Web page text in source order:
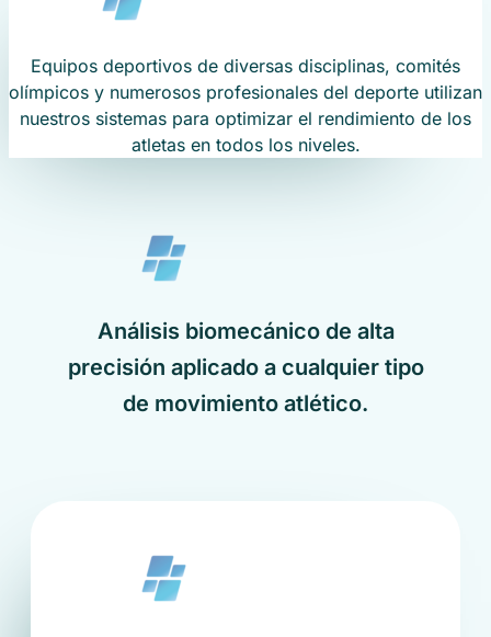
Equipos deportivos de diversas disciplinas, comités
olímpicos y numerosos profesionales del deporte utilizan
nuestros sistemas para optimizar el rendimiento de los
atletas en todos los niveles.
Análisis biomecánico de alta
precisión aplicado a cualquier tipo
de movimiento atlético.